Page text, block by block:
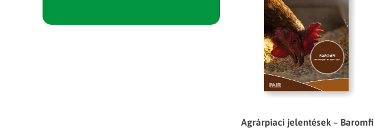
Agrárpiaci jelentések – Baromfi